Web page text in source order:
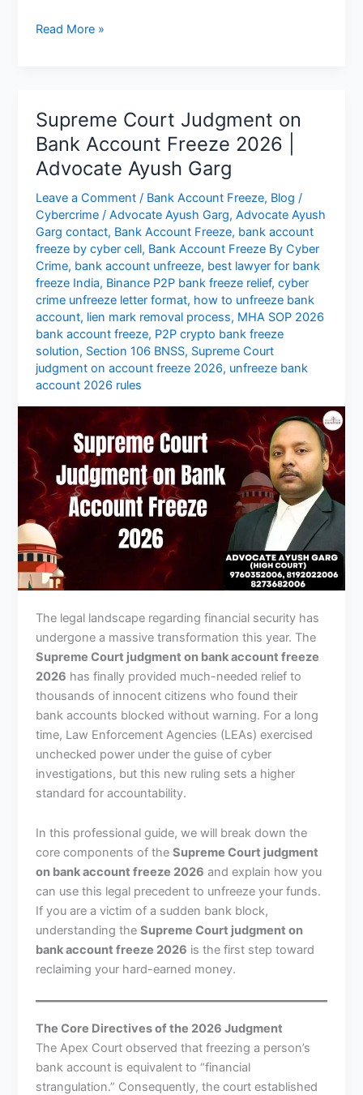
फ्रीज
अनफ्रीज
करें?
7
Me
Unfreeze
Karne
Ka
Legal
Tarika
Read More »
Supreme Court Judgment on
Bank Account Freeze 2026 |
Advocate Ayush Garg
Leave a Comment / Bank Account Freeze, Blog /
Cybercrime/Advocate Ayush Garg,Advocate Ayush
Garg contact, Bank Account Freeze, bank account
freeze by cyber cell, Bank Account Freeze By Cyber
Crime, bank account unfreeze, best lawyer for bank
freeze India, Binance P2P bank freeze relief,cyber
crime unfreeze letter format, how to unfreeze bank
account, lien mark removal process, MHA SOP 2026
bank account freeze, P2P crypto bank freeze
solution, Section 106 BNSS, Supreme Court
judgment on account freeze 2026, unfreeze bank
account 2026 rules
The legal landscape regarding financial security has
undergone a massive transformation this year. The
Supreme Court judgment on bank account freeze
2026 has finally provided much-needed relief to
thousands of innocent citizens who found their
bank accounts blocked without warning. For a long
time, Law Enforcement Agencies (LEAs) exercised
unchecked power under the guise of cyber
investigations, but this new ruling sets a higher
standard for accountability.
In this professional guide, we will break down the
core components of theSupreme Court judgment
on bank account freeze 2026 and explain how you
can use this legal precedent to unfreeze your funds.
If you are a victim of a sudden bank block,
understanding theSupreme Court judgment on
bank account freeze 2026 is the first step toward
reclaiming your hard-earned money.
The Core Directives of the 2026 Judgment
The Apex Court observed that freezing a person’s
bank account is equivalent to “financial
strangulation.” Consequently, the court established